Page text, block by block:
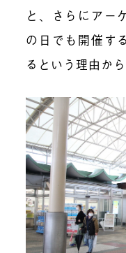
と、さらにアー
の日でも開催す
るという理由から